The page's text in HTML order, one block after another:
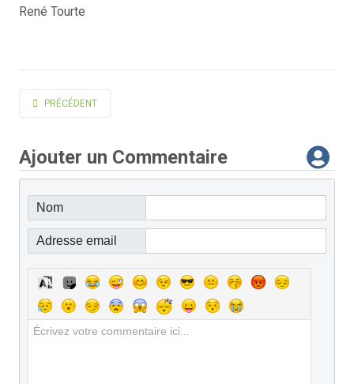
René Tourte
ARTICLE PRÉCÉDENT : RECHERCHE AGRONOMIQUE - SÉNÉGAL -
PRÉCÉDENT
Ajouter un Commentaire
Nom
Adresse email